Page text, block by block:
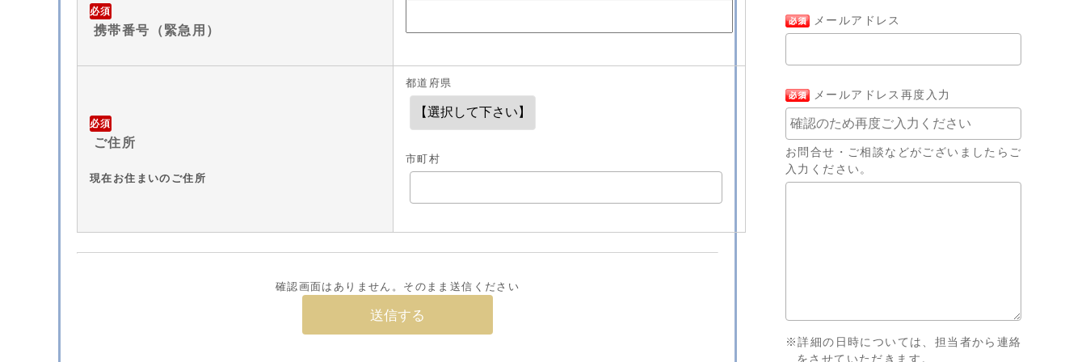
必須
携帯番号（緊急用）
必須
ご住所
現在お住まいのご住所
都道府県
市町村
確認画面はありません。そのまま送信ください
メールアドレス
メールアドレス再度入力
お問合せ・ご相談などがございましたらご
入力ください。
※詳細の日時については、担当者から連絡
をさせていただきます。